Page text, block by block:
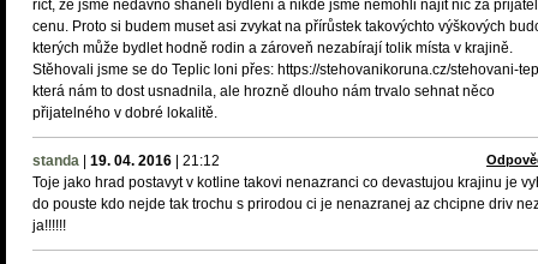
říct, že jsme nedávno sháněli bydlení a nikde jsme nemohli najít nic za
cenu. Proto si budem muset asi zvykat na přírůstek takovýchto výškových
kterých může bydlet hodně rodin a zároveň nezabírají tolik místa v krajině.
Stěhovali jsme se do Teplic loni přes: https://stehovanikoruna.cz/stehovani-
která nám to dost usnadnila, ale hrozně dlouho nám trvalo sehnat něco
přijatelného v dobré lokalitě.
standa 19. 04. 2016 21:12
Toje jako hrad postavyt v kotline takovi nenazranci co devastujou krajinu je
do pouste kdo nejde tak trochu s prirodou ci je nenazranej az chcipne driv
ja!!!!!!